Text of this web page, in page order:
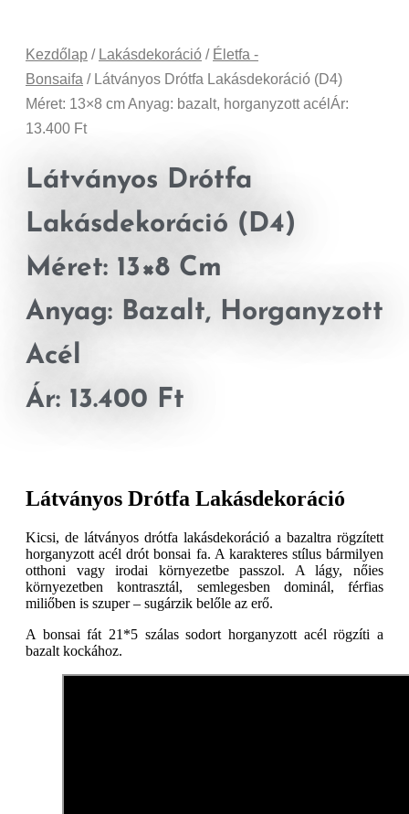
Kezdőlap / Lakásdekoráció / Életfa -
Bonsaifa / Látványos Drótfa Lakásdekoráció (D4)
Méret: 13×8 cm Anyag: bazalt, horganyzott acélÁr:
13.400 Ft
Látványos Drótfa
Lakásdekoráció (D4)
Méret: 13×8 Cm
Anyag: Bazalt, Horganyzott
Acél
Ár: 13.400 Ft
Látványos Drótfa Lakásdekoráció
Kicsi, de látványos drótfa lakásdekoráció a bazaltra rögzített
horganyzott acél drót bonsai fa. A karakteres stílus bármilyen
otthoni vagy irodai környezetbe passzol. A lágy, nőies
környezetben kontrasztál, semlegesben dominál, férfias
miliőben is szuper – sugárzik belőle az erő.
A bonsai fát 21*5 szálas sodort horganyzott acél rögzíti a
bazalt kockához.